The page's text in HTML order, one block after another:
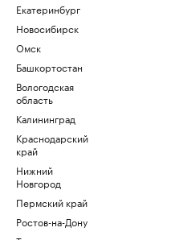
Екатеринбург
Новосибирск
Омск
Башкортостан
Вологодская
область
Калининград
Краснодарский
край
Нижний
Новгород
Пермский край
Ростов-на-Дону